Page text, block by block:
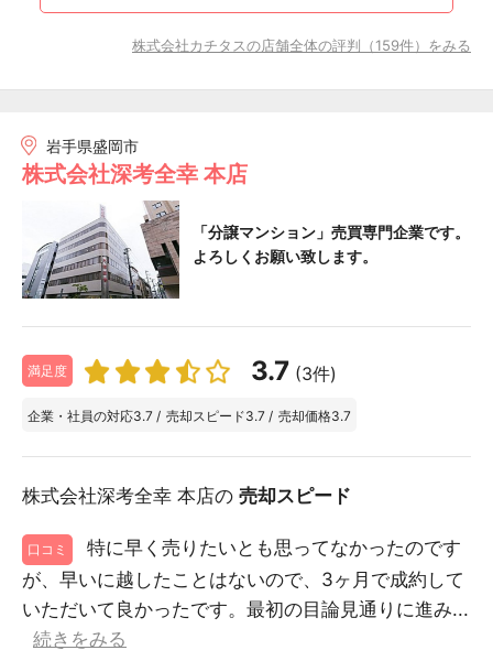
株式会社カチタスの店舗全体の評判（159件）をみる
岩手県盛岡市
株式会社深考全幸 本店
「分譲マンション」売買専門企業です。
よろしくお願い致します。
満足度 3.7 (3件)
企業・社員の対応3.7 / 売却スピード3.7 / 売却価格3.7
株式会社深考全幸 本店の 売却スピード
口コミ
特に早く売りたいとも思ってなかったのです
が、早いに越したことはないので、3ヶ月で成約して
いただいて良かったです。最初の目論見通りに進み...
続きをみる